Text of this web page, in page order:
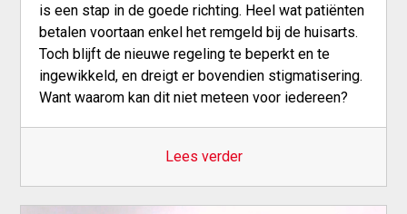
is een stap in de goede richting. Heel wat patiënten
betalen voortaan enkel het remgeld bij de huisarts.
Toch blijft de nieuwe regeling te beperkt en te
ingewikkeld, en dreigt er bovendien stigmatisering.
Want waarom kan dit niet meteen voor iedereen?
Lees verder